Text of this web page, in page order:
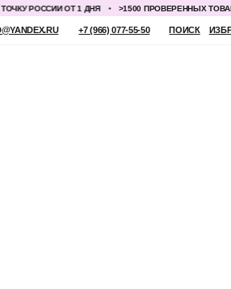
РОССИИ ОТ 1 ДНЯ >1500 ПРОВЕРЕННЫХ ТОВАРОВ
ПОИСК
(966) 077-55-50 ИЗБРАННОЕ КОРЗИНА